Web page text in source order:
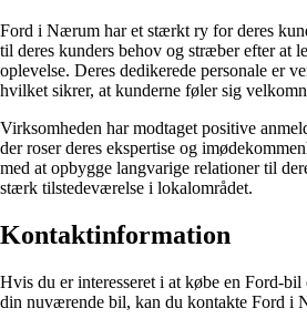
Ford i Nærum har et stærkt ry for deres
til deres kunders behov og stræber efter at
oplevelse. Deres dedikerede personale er
hvilket sikrer, at kunderne føler sig
Virksomheden har modtaget positive
der roser deres ekspertise og
med at opbygge langvarige relationer til
stærk tilstedeværelse i lokalområdet.
Kontaktinformation
Hvis du er interesseret i at købe en Ford-
din nuværende bil, kan du kontakte Ford i